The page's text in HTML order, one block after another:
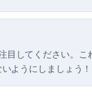
目してください。
ようにしましょう！